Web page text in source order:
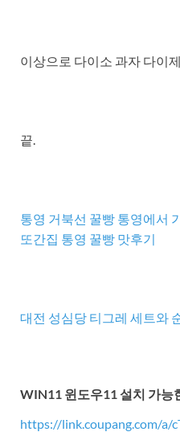
이상으로 다이소 과자 다이
끝.
통영 거북선 꿀빵 통영에서
또간집 통영 꿀빵 맛후기
대전 성심당 티그레 세트와
WIN11 윈도우11 설치 가능
https://link.coupang.com/a/